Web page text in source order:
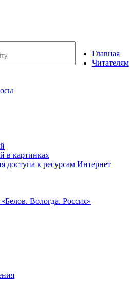
Главная
Читателям
в картинках
доступа к ресурсам Интернет
Вологда. Россия»